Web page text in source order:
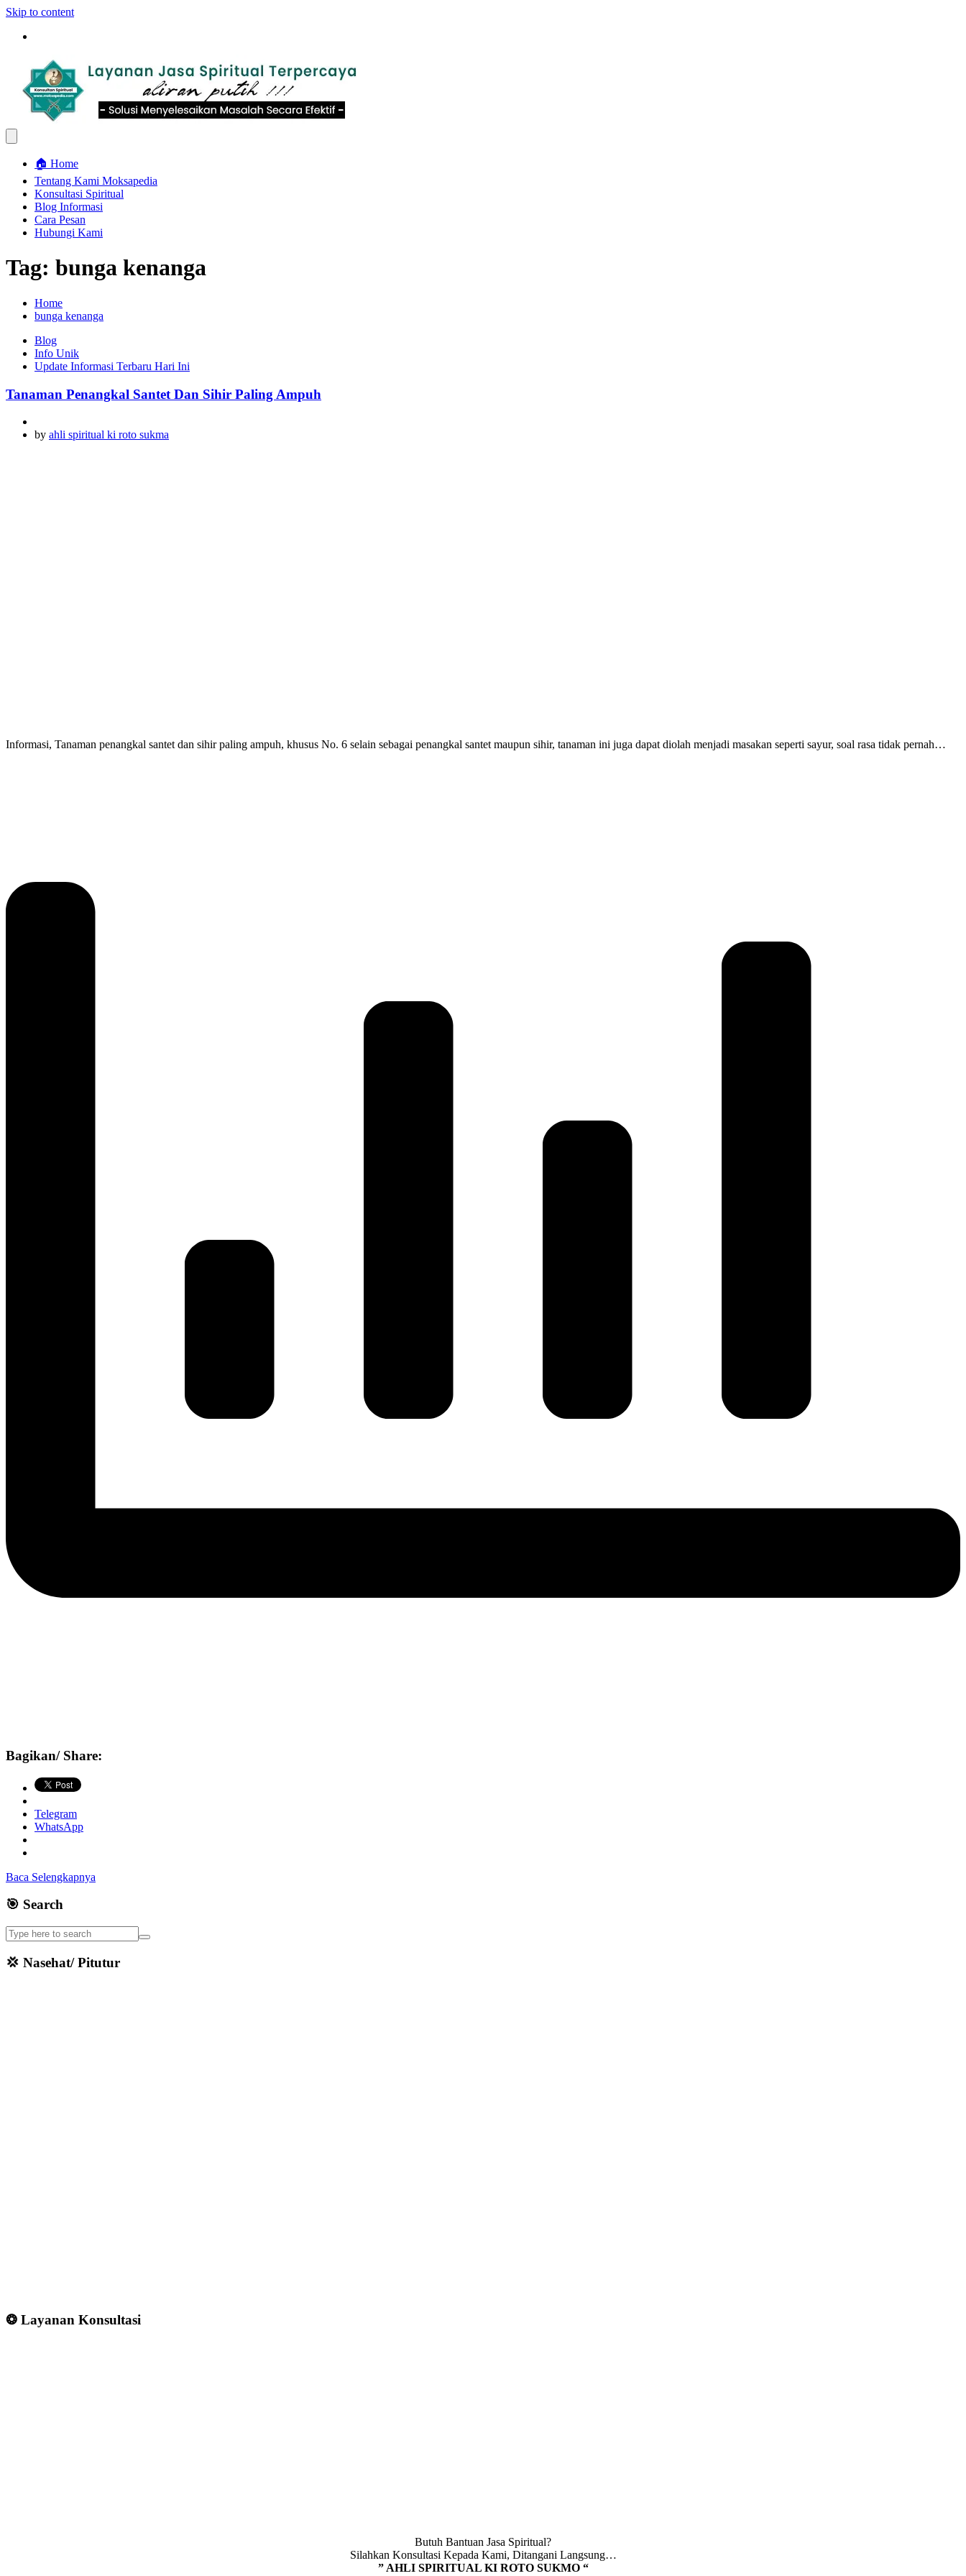
Skip to content
🏠 Home
Tentang Kami Moksapedia
Konsultasi Spiritual
Blog Informasi
Cara Pesan
Hubungi Kami
Tag: bunga kenanga
Home
bunga kenanga
Blog
Info Unik
Update Informasi Terbaru Hari Ini
Tanaman Penangkal Santet Dan Sihir Paling Ampuh
by ahli spiritual ki roto sukma
Informasi, Tanaman penangkal santet dan sihir paling ampuh, khusus No. 6 selain sebagai penangkal santet maupun sihir, tanaman ini juga dapat diolah menjadi masakan seperti sayur, soal rasa tidak pernah…
Bagikan/ Share:
Telegram
WhatsApp
Baca Selengkapnya
🎯 Search
💢 Nasehat/ Pitutur
❂ Layanan Konsultasi
Butuh Bantuan Jasa Spiritual?
Silahkan Konsultasi Kepada Kami, Ditangani Langsung…
” AHLI SPIRITUAL KI ROTO SUKMO “